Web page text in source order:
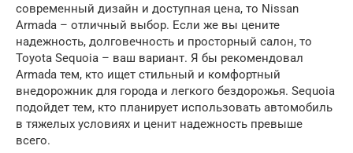
современный дизайн и доступная цена, то Nissan
Armada – отличный выбор. Если же вы цените
надежность, долговечность и просторный салон, то
Toyota Sequoia – ваш вариант. Я бы рекомендовал
Armada тем, кто ищет стильный и комфортный
внедорожник для города и легкого бездорожья. Sequoia
подойдет тем, кто планирует использовать автомобиль
в тяжелых условиях и ценит надежность превыше
всего.